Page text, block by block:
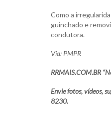
Como a
guinchado e
condutora.
Via: PMPR
RRMAIS.COM.BR
Envie fotos, vídeos,
8230.